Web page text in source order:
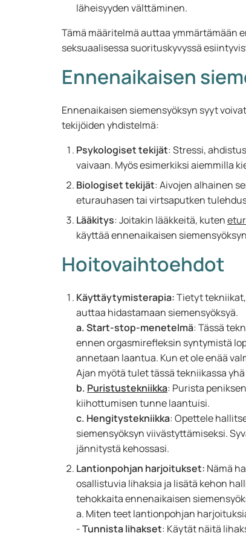
läheisyyden välttäminen.
Tämä määritelmä auttaa ymmärtämään
seksuaalisessa suorituskyvyssä
Ennenaikaisen
Ennenaikaisen siemensyöksyn syyt
tekijöiden yhdistelmä:
Psykologiset tekijät: Stressi,
vaivaan. Myös esimerkiksi aiemmilla
Biologiset tekijät: Aivojen alhainen
eturauhasen tai virtsaputken
Lääkitys: Joitakin lääkkeitä, kuten
käyttää ennenaikaisen
Hoitovaihtoehdot
Käyttäytymisterapia:Tietyt
auttaa hidastamaan siemensyöksyä.
a. Start-stop-menetelmä: Tässä
ennen orgasmirefleksin syntymistä
annetaan laantua. Kun et ole enää
Ajan myötä tulet tässä tekniikassa
b. Puristustekniikka: Purista
kiihottumisen tunne laantuisi.
c. Hengitystekniikka: Opettele
siemensyöksyn viivästyttämiseksi.
jännitystä kehossasi.
Lantionpohjan harjoitukset: Nämä
osallistuvia lihaksia ja lisätä kehon
tehokkaita ennenaikaisen
a. Miten teet lantionpohjan
-Tunnista lihakset: Käytät näitä